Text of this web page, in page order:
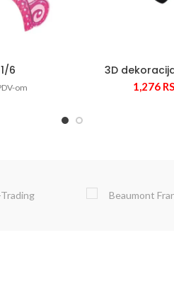
6
om
3D
1,276